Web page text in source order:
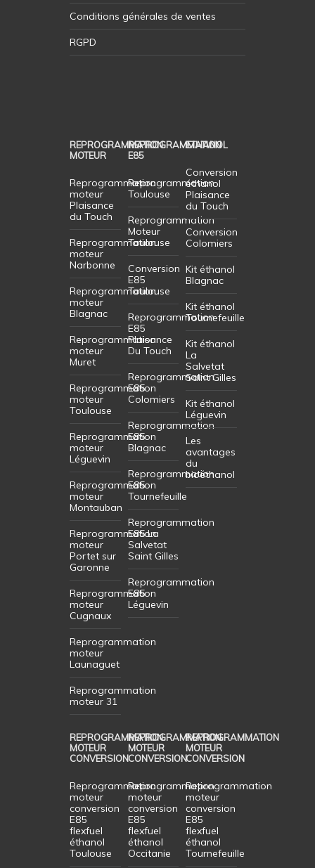
Conditions générales de ventes
RGPD
REPROGRAMMATION
MOTEUR
Reprogrammation
moteur
Plaisance
du Touch
Reprogrammation
moteur
Narbonne
Reprogrammation
moteur
Blagnac
Reprogrammation
moteur
Muret
Reprogrammation
moteur
Toulouse
Reprogrammation
moteur
Léguevin
Reprogrammation
moteur
Montauban
Reprogrammation
moteur
Portet sur
Garonne
Reprogrammation
moteur
Cugnaux
Reprogrammation
moteur
Launaguet
Reprogrammation
moteur 31
REPROGRAMMATION
E85
Reprogrammation
Toulouse
Reprogrammation
Moteur
Toulouse
Conversion
E85
Toulouse
Reprogrammation
E85
Plaisance
Du Touch
Reprogrammation
E85
Colomiers
Reprogrammation
E85
Blagnac
Reprogrammation
E85
Tournefeuille
Reprogrammation
E85 La
Salvetat
Saint Gilles
Reprogrammation
E85
Léguevin
ETHANOL
Conversion
éthanol
Plaisance
du Touch
Conversion
Colomiers
Kit éthanol
Blagnac
Kit éthanol
Tournefeuille
Kit éthanol
La
Salvetat
Saint Gilles
Kit éthanol
Léguevin
Les
avantages
du
bioéthanol
REPROGRAMMATION
MOTEUR
CONVERSION
Reprogrammation
moteur
conversion
E85
flexfuel
éthanol
Toulouse
REPROGRAMMATION
MOTEUR
CONVERSION
Reprogrammation
moteur
conversion
E85
flexfuel
éthanol
Occitanie
REPROGRAMMATION
MOTEUR
CONVERSION
Reprogrammation
moteur
conversion
E85
flexfuel
éthanol
Tournefeuille